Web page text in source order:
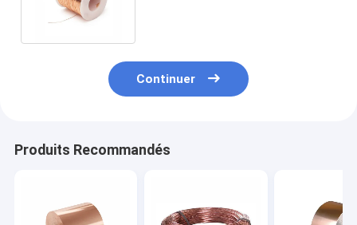
Continuer
Produits Recommandés